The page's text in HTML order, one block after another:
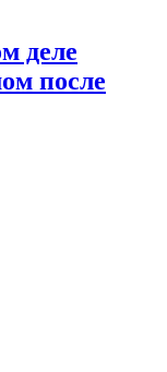
деле
после